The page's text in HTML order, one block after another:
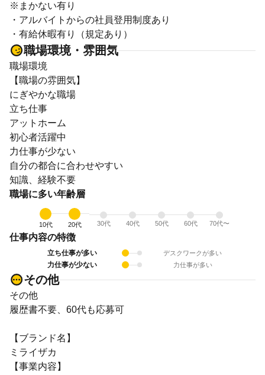
※まかない有り
・アルバイトからの社員登用制度あり
・有給休暇有り（規定あり）
職場環境・雰囲気
職場環境
【職場の雰囲気】
にぎやかな職場
立ち仕事
アットホーム
初心者活躍中
力仕事が少ない
自分の都合に合わせやすい
知識、経験不要
職場に多い年齢層
10代 20代 30代 40代 50代 60代 70代〜
仕事内容の特徴
立ち仕事が多い デスクワークが多い
力仕事が少ない 力仕事が多い
その他
その他
履歴書不要、60代も応募可
【ブランド名】
ミライザカ
【事業内容】